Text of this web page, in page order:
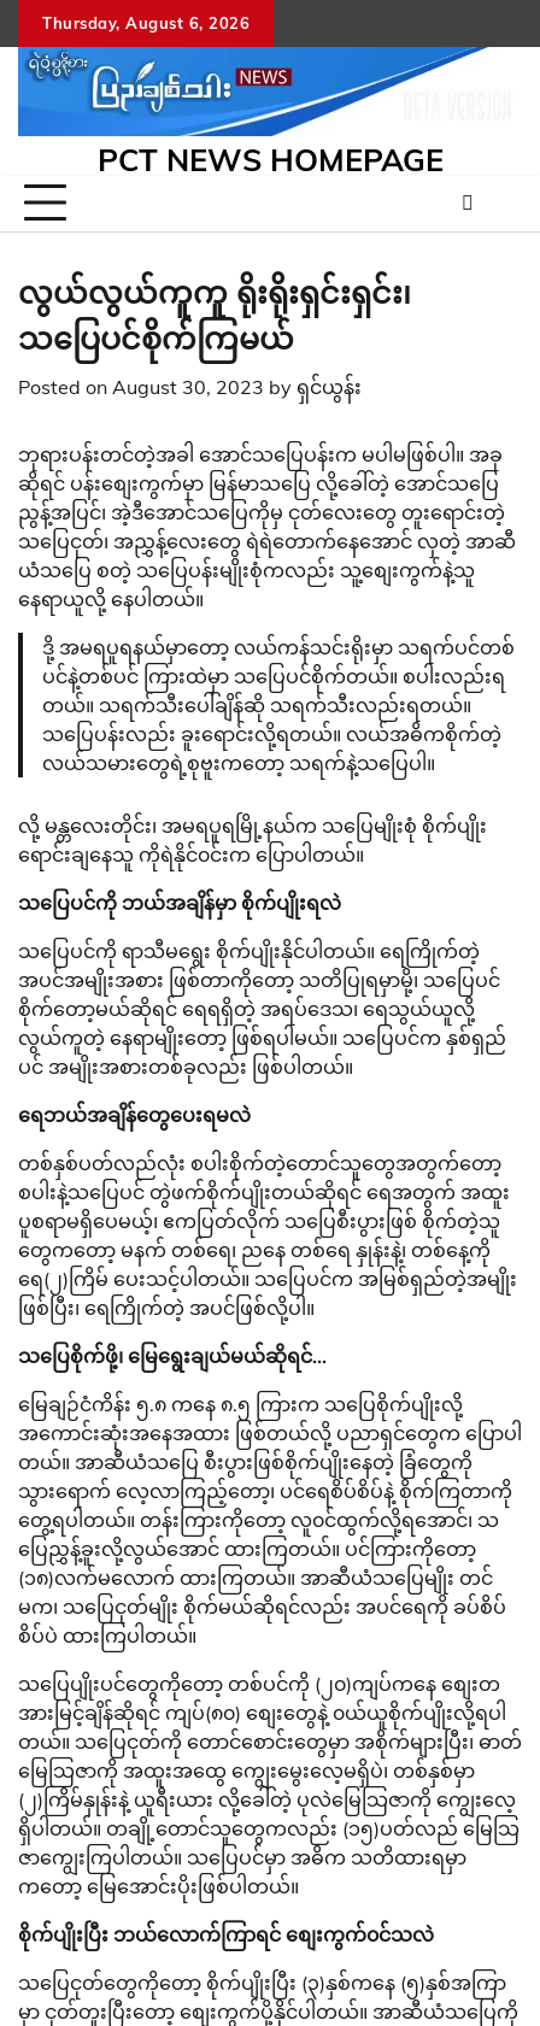
to
content
Thursday, August 6, 2026
PCT NEWS HOMEPAGE
လွယ်လွယ်ကူကူ ရိုးရိုးရှင်းရှင်း၊
သပြေပင်စိုက်ကြမယ်
Posted on August 30, 2023 by ရှင်ယွန်း
ဘုရားပန်းတင်တဲ့အခါ အောင်သပြေပန်းက မပါမဖြစ်ပါ။ အခု
ဆိုရင် ပန်းစျေးကွက်မှာ မြန်မာသပြေ လို့ခေါ်တဲ့ အောင်သပြေ
ညွန့်အပြင်၊ အဲ့ဒီအောင်သပြေကိုမှ ငုတ်လေးတွေ တူးရောင်းတဲ့
သပြေငုတ်၊ အညွှန့်လေးတွေ ရဲရဲတောက်နေအောင် လှတဲ့ အာဆီ
ယံသပြေ စတဲ့ သပြေပန်းမျိုးစုံကလည်း သူ့စျေးကွက်နဲ့သူ
နေရာယူလို့ နေပါတယ်။
ဒို့ အမရပူရနယ်မှာတော့ လယ်ကန်သင်းရိုးမှာ သရက်ပင်တစ်
ပင်နဲ့တစ်ပင် ကြားထဲမှာ သပြေပင်စိုက်တယ်။ စပါးလည်းရ
တယ်။ သရက်သီးပေါ်ချိန်ဆို သရက်သီးလည်းရတယ်။
သပြေပန်းလည်း ခူးရောင်းလို့ရတယ်။ လယ်အဓိကစိုက်တဲ့
လယ်သမားတွေရဲ့စုဗူးကတော့ သရက်နဲ့သပြေပါ။
လို့ မန္တလေးတိုင်း၊ အမရပူရမြို့နယ်က သပြေမျိုးစုံ စိုက်ပျိုး
ရောင်းချနေသူ ကိုရဲနိုင်၀င်းက ပြောပါတယ်။
သပြေပင်ကို ဘယ်အချိန်မှာ စိုက်ပျိုးရလဲ
သပြေပင်ကို ရာသီမရွေး စိုက်ပျိုးနိုင်ပါတယ်။ ရေကြိုက်တဲ့
အပင်အမျိုးအစား ဖြစ်တာကိုတော့ သတိပြုရမှာမို့၊ သပြေပင်
စိုက်တော့မယ်ဆိုရင် ရေရရှိတဲ့ အရပ်ဒေသ၊ ရေသွယ်ယူလို့
လွယ်ကူတဲ့ နေရာမျိုးတော့ ဖြစ်ရပါမယ်။ သပြေပင်က နှစ်ရှည်
ပင် အမျိုးအစားတစ်ခုလည်း ဖြစ်ပါတယ်။
ရေဘယ်အချိန်တွေပေးရမလဲ
တစ်နှစ်ပတ်လည်လုံး စပါးစိုက်တဲ့တောင်သူတွေအတွက်တော့
စပါးနဲ့သပြေပင် တွဲဖက်စိုက်ပျိုးတယ်ဆိုရင် ရေအတွက် အထူး
ပူစရာမရှိပေမယ့်၊ ဧကပြတ်လိုက် သပြေစီးပွားဖြစ် စိုက်တဲ့သူ
တွေကတော့ မနက် တစ်ရေ၊ ညနေ တစ်ရေ နှုန်းနဲ့၊ တစ်နေ့ကို
ရေ(၂)ကြိမ် ပေးသင့်ပါတယ်။ သပြေပင်က အမြစ်ရှည်တဲ့အမျိုး
ဖြစ်ပြီး၊ ရေကြိုက်တဲ့ အပင်ဖြစ်လို့ပါ။
သပြေစိုက်ဖို့၊ မြေရွေးချယ်မယ်ဆိုရင်…
မြေချဉ်ငံကိန်း ၅.၈ ကနေ ၈.၅ ကြားက သပြေစိုက်ပျိုးလို့
အကောင်းဆုံးအနေအထား ဖြစ်တယ်လို့ ပညာရှင်တွေက ပြောပါ
တယ်။ အာဆီယံသပြေ စီးပွားဖြစ်စိုက်ပျိုးနေတဲ့ ခြံတွေကို
သွားရောက် လေ့လာကြည့်တော့၊ ပင်ရေစိပ်စိပ်နဲ့ စိုက်ကြတာကို
တွေ့ရပါတယ်။ တန်းကြားကိုတော့ လူ၀င်ထွက်လို့ရအောင်၊ သ
ပြေညွှန့်ခူးလို့လွယ်အောင် ထားကြတယ်။ ပင်ကြားကိုတော့
(၁၈)လက်မလောက် ထားကြတယ်။ အာဆီယံသပြေမျိုး တင်
မက၊ သပြေငုတ်မျိုး စိုက်မယ်ဆိုရင်လည်း အပင်ရေကို ခပ်စိပ်
စိပ်ပဲ ထားကြပါတယ်။
သပြေပျိုးပင်တွေကိုတော့ တစ်ပင်ကို (၂၀)ကျပ်ကနေ စျေးတ
အားမြင့်ချိန်ဆိုရင် ကျပ်(၈၀) စျေးတွေနဲ့ ၀ယ်ယူစိုက်ပျိုးလို့ရပါ
တယ်။ သပြေငုတ်ကို တောင်စောင်းတွေမှာ အစိုက်များပြီး၊ ဓာတ်
မြေသြဇာကို အထူးအထွေ ကျွေးမွေးလေ့မရှိပဲ၊ တစ်နှစ်မှာ
(၂)ကြိမ်နှုန်းနဲ့ ယူရီးယား လို့ခေါ်တဲ့ ပုလဲမြေသြဇာကို ကျွေးလေ့
ရှိပါတယ်။ တချို့တောင်သူတွေကလည်း (၁၅)ပတ်လည် မြေသြ
ဇာကျွေးကြပါတယ်။ သပြေပင်မှာ အဓိက သတိထားရမှာ
ကတော့ မြေအောင်းပိုးဖြစ်ပါတယ်။
စိုက်ပျိုးပြီး ဘယ်လောက်ကြာရင် စျေးကွက်၀င်သလဲ
သပြေငုတ်တွေကိုတော့ စိုက်ပျိုးပြီး (၃)နှစ်ကနေ (၅)နှစ်အကြာ
မှာ ငုတ်တူးပြီးတော့ စျေးကွက်ပို့နိုင်ပါတယ်။ အာဆီယံသပြေကို